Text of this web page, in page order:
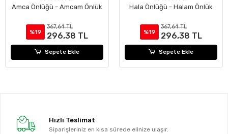
Amca Önlüğü - Amcam Önlük
%19
367,64 TL
296,38 TL
Sepete Ekle
Hala Önlüğü - Halam Önlük
%19
367,64 TL
296,38 TL
Sepete Ekle
Hızlı Teslimat
Siparişleriniz en kısa sürede elinize ulaşır.